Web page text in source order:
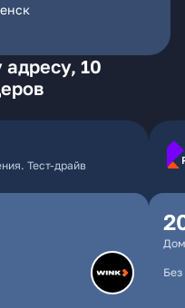
10
Тест-драйв